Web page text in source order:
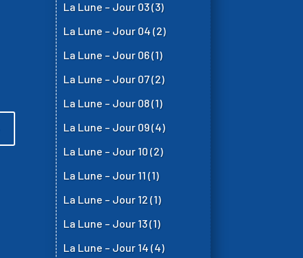
La Lune – Jour 03(3)
La Lune – Jour 04(2)
La Lune – Jour 06(1)
La Lune – Jour 07(2)
La Lune – Jour 08(1)
La Lune – Jour 09(4)
La Lune – Jour 10(2)
La Lune – Jour 11(1)
La Lune – Jour 12(1)
La Lune – Jour 13(1)
La Lune – Jour 14(4)